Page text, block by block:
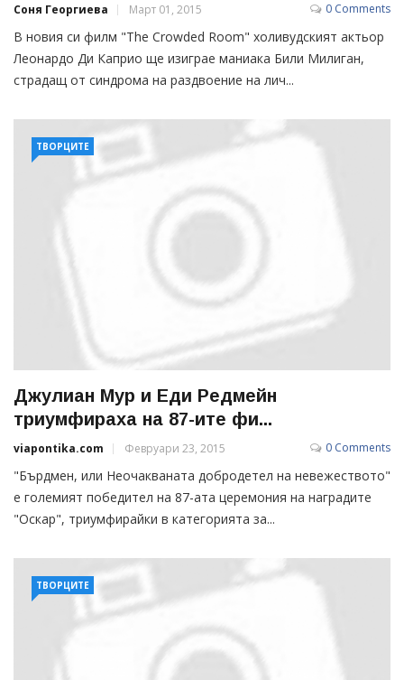
Соня Георгиева Март 01, 2015 0 Comments
В новия си филм "The Crowded Room" холивудският актьор
Леонардо Ди Каприо ще изиграе маниака Били Милиган,
страдащ от синдрома на раздвоение на лич...
ТВОРЦИТЕ
Джулиан Мур и Еди Редмейн
триумфираха на 87-ите фи...
viapontika.com Февруари 23, 2015 0 Comments
"Бърдмен, или Неочакваната добродетел на невежеството"
е големият победител на 87-ата церемония на наградите
"Оскар", триумфирайки в категорията за...
ТВОРЦИТЕ